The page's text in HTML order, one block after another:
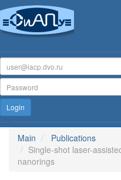
Login
Main
Publications
Single-shot laser-
nanorings